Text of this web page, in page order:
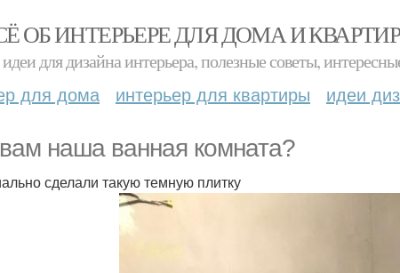
ОБ ИНТЕРЬЕРЕ ДЛЯ ДОМА И
для дизайна интерьера, полезные советы,
для дома интерьер для квартиры идеи
наша ванная комната?
сделали такую темную плитку